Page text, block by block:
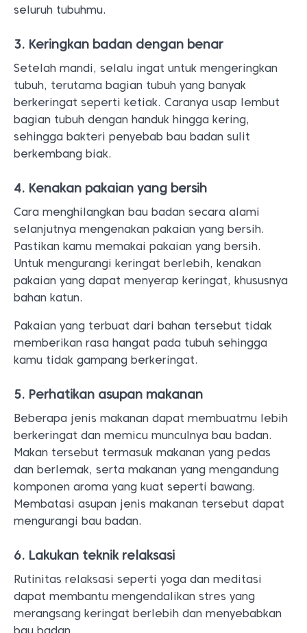
seluruh tubuhmu.
3. Keringkan badan dengan benar
Setelah mandi, selalu ingat untuk mengeringkan
tubuh, terutama bagian tubuh yang banyak
berkeringat seperti ketiak. Caranya usap lembut
bagian tubuh dengan handuk hingga kering,
sehingga bakteri penyebab bau badan sulit
berkembang biak.
4. Kenakan pakaian yang bersih
Cara menghilangkan bau badan secara alami
selanjutnya mengenakan pakaian yang bersih.
Pastikan kamu memakai pakaian yang bersih.
Untuk mengurangi keringat berlebih, kenakan
pakaian yang dapat menyerap keringat, khususnya
bahan katun.
Pakaian yang terbuat dari bahan tersebut tidak
memberikan rasa hangat pada tubuh sehingga
kamu tidak gampang berkeringat.
5. Perhatikan asupan makanan
Beberapa jenis makanan dapat membuatmu lebih
berkeringat dan memicu munculnya bau badan.
Makan tersebut termasuk makanan yang pedas
dan berlemak, serta makanan yang mengandung
komponen aroma yang kuat seperti bawang.
Membatasi asupan jenis makanan tersebut dapat
mengurangi bau badan.
6. Lakukan teknik relaksasi
Rutinitas relaksasi seperti yoga dan meditasi
dapat membantu mengendalikan stres yang
merangsang keringat berlebih dan menyebabkan